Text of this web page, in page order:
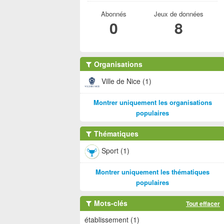
Abonnés
0
Jeux de données
8
Organisations
Ville de Nice (1)
Montrer uniquement les organisations
populaires
Thématiques
Sport (1)
Montrer uniquement les thématiques
populaires
Mots-clés Tout effacer
établissement (1)